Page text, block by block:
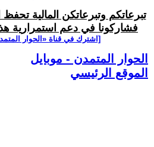
تبرعاتكم وتبرعاتكن المالية تحفظ
فشاركونا في دعم استمرارية
[اشترك في قناة ‫«الحوار
الحوار المتمدن - موبايل
الموقع الرئيسي